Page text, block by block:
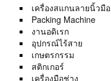
เครื่องสแกนลายนิ้วมือ
Packing Machine
งานอดิเรก
อุปกรณ์ไร้สาย
เกษตรกรรม
สติกเกอร์
เครื่องมือช่าง